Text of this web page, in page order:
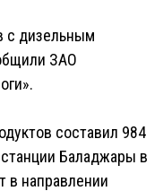
с дизельным
ЗАО
составил 984
Баладжары в
в направлении